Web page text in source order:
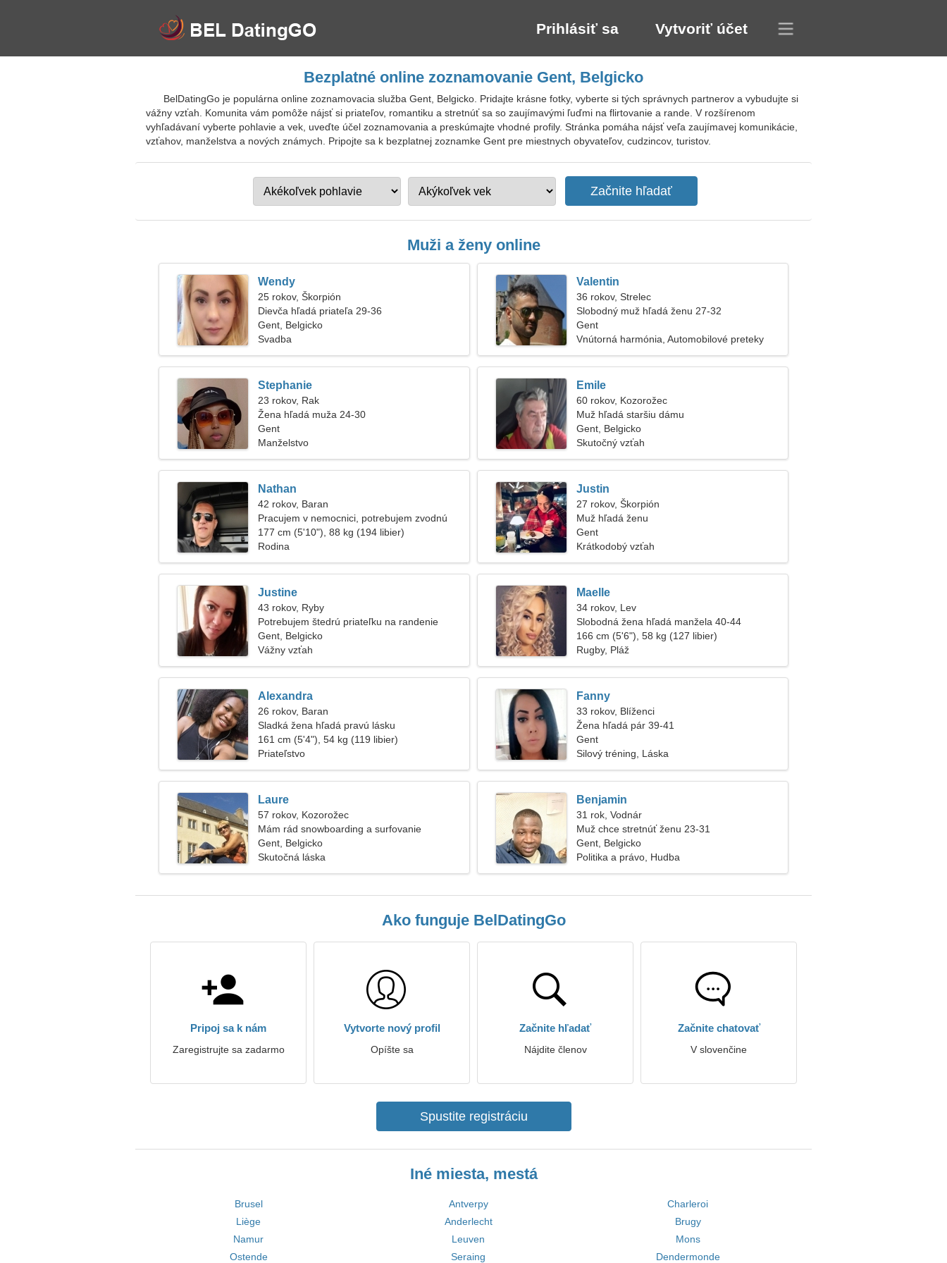
Prihlásiť sa Vytvoriť účet
Bezplatné online zoznamovanie Gent, Belgicko
BelDatingGo je populárna online zoznamovacia služba Gent, Belgicko. Pridajte krásne fotky, vyberte si tých správnych partnerov a vybudujte si
vážny vzťah. Komunita vám pomôže nájsť si priateľov, romantiku a stretnúť sa so zaujímavými ľuďmi na flirtovanie a rande. V rozšírenom
vyhľadávaní vyberte pohlavie a vek, uveďte účel zoznamovania a preskúmajte vhodné profily. Stránka pomáha nájsť veľa zaujímavej komunikácie,
vzťahov, manželstva a nových známych. Pripojte sa k bezplatnej zoznamke Gent pre miestnych obyvateľov, cudzincov, turistov.
Muži a ženy online
Wendy
25 rokov, Škorpión
Dievča hľadá priateľa 29-36
Gent, Belgicko
Svadba
Valentin
36 rokov, Strelec
Slobodný muž hľadá ženu 27-32
Gent
Vnútorná harmónia, Automobilové preteky
Stephanie
23 rokov, Rak
Žena hľadá muža 24-30
Gent
Manželstvo
Emile
60 rokov, Kozorožec
Muž hľadá staršiu dámu
Gent, Belgicko
Skutočný vzťah
Nathan
42 rokov, Baran
Pracujem v nemocnici, potrebujem zvodnú
ženu
177 cm (5'10"), 88 kg (194 libier)
Rodina
Justin
27 rokov, Škorpión
Muž hľadá ženu
Gent
Krátkodobý vzťah
Justine
43 rokov, Ryby
Potrebujem štedrú priateľku na randenie
Gent, Belgicko
Vážny vzťah
Maelle
34 rokov, Lev
Slobodná žena hľadá manžela 40-44
166 cm (5'6"), 58 kg (127 libier)
Rugby, Pláž
Alexandra
26 rokov, Baran
Sladká žena hľadá pravú lásku
161 cm (5'4"), 54 kg (119 libier)
Priateľstvo
Fanny
33 rokov, Blíženci
Žena hľadá pár 39-41
Gent
Silový tréning, Láska
Laure
57 rokov, Kozorožec
Mám rád snowboarding a surfovanie
Gent, Belgicko
Skutočná láska
Benjamin
31 rok, Vodnár
Muž chce stretnúť ženu 23-31
Gent, Belgicko
Politika a právo, Hudba
Ako funguje BelDatingGo
Pripoj sa k nám
Zaregistrujte sa zadarmo
Vytvorte nový profil
Opíšte sa
Začnite hľadať
Nájdite členov
Začnite chatovať
V slovenčine
Spustite registráciu
Iné miesta, mestá
Brusel Antverpy
Charleroi
Liège
Anderlecht
Brugy
Namur
Leuven
Mons
Ostende
Seraing Dendermonde